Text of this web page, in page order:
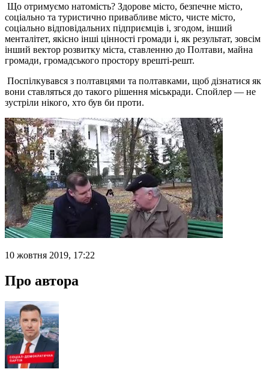
Що отримуємо натомість? Здорове місто, безпечне місто,
соціально та туристично привабливе місто, чисте місто,
соціально відповідальних підприємців і, згодом, інший
менталітет, якісно інші цінності громади і, як результат, зовсім
інший вектор розвитку міста, ставленню до Полтави, майна
громади, громадського простору врешті-решт.
Поспілкувався з полтавцями та полтавками, щоб дізнатися як
вони ставляться до такого рішення міськради. Спойлер — не
зустріли нікого, хто був би проти.
10 жовтня 2019, 17:22
Про автора